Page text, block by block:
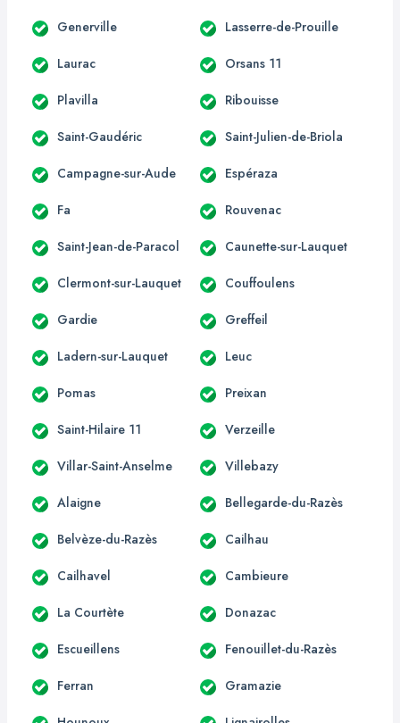
Generville Lasserre-de-Prouille
Laurac Orsans 11
Plavilla Ribouisse
Saint-Gaudéric Saint-Julien-de-Briola
Campagne-sur-Aude Espéraza
Fa Rouvenac
Saint-Jean-de-Paracol Caunette-sur-Lauquet
Clermont-sur-Lauquet Couffoulens
Gardie Greffeil
Ladern-sur-Lauquet Leuc
Pomas Preixan
Saint-Hilaire 11 Verzeille
Villar-Saint-Anselme Villebazy
Alaigne Bellegarde-du-Razès
Belvèze-du-Razès Cailhau
Cailhavel Cambieure
La Courtète Donazac
Escueillens Fenouillet-du-Razès
Ferran Gramazie